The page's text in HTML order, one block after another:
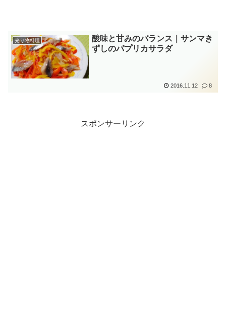
光り物料理
酸味と甘みのバランス｜サンマき
ずしのパプリカサラダ
2016.11.12 8
スポンサーリンク